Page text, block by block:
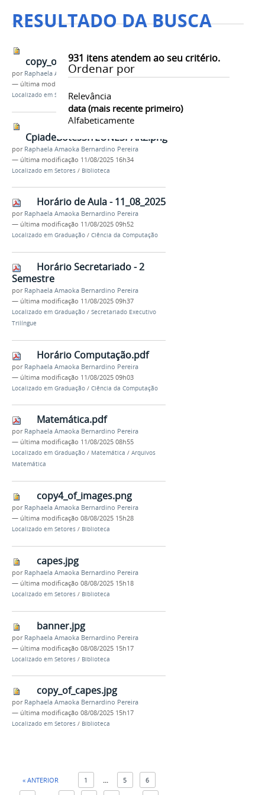
RESULTADO DA BUSCA
931 itens atendem ao seu critério.
Ordenar por
Relevância
data (mais recente primeiro)
Alfabeticamente
copy_of_CpiadeBotesSITEUNESPAR2.png
por Raphaela Amaoka Bernardino Pereira
— última modificação
Localizado em Setores /Biblioteca
CpiadeBotesSITEUNESPAR2.png
por Raphaela Amaoka Bernardino Pereira
— última modificação 11/08/2025 16h34
Localizado em Setores / Biblioteca
Horário de Aula - 11_08_2025
por Raphaela Amaoka Bernardino Pereira
— última modificação 11/08/2025 09h52
Localizado em Graduação / Ciência da Computação
Horário Secretariado - 2
Semestre
por Raphaela Amaoka Bernardino Pereira
— última modificação 11/08/2025 09h37
Localizado em Graduação / Secretariado Executivo
Trilíngue
Horário Computação.pdf
por Raphaela Amaoka Bernardino Pereira
— última modificação 11/08/2025 09h03
Localizado em Graduação / Ciência da Computação
Matemática.pdf
por Raphaela Amaoka Bernardino Pereira
— última modificação 11/08/2025 08h55
Localizado em Graduação / Matemática / Arquivos
Matemática
copy4_of_images.png
por Raphaela Amaoka Bernardino Pereira
— última modificação 08/08/2025 15h28
Localizado em Setores / Biblioteca
capes.jpg
por Raphaela Amaoka Bernardino Pereira
— última modificação 08/08/2025 15h18
Localizado em Setores / Biblioteca
banner.jpg
por Raphaela Amaoka Bernardino Pereira
— última modificação 08/08/2025 15h17
Localizado em Setores / Biblioteca
copy_of_capes.jpg
por Raphaela Amaoka Bernardino Pereira
— última modificação 08/08/2025 15h17
Localizado em Setores / Biblioteca
« ANTERIOR 1 ... 5 6